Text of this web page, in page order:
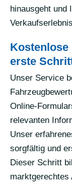
hinausgeht und
Kostenlose
erste
Unser Service
Online-
relevanten
Unser
sorgfältig und
Dieser Schritt
marktgerechtes